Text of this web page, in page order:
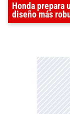
Honda prepara
diseño más